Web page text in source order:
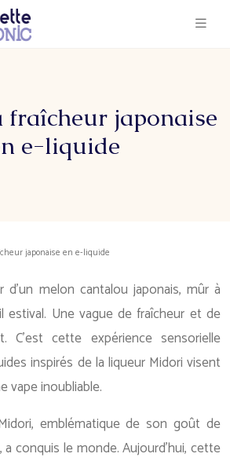
japonaise
e-liquide
japonaise en e-liquide
d’un melon cantalou japonais, mûr à
estival. Une vague de fraîcheur et de
C’est cette expérience sensorielle
inspirés de la liqueur Midori visent
vape inoubliable.
emblématique de son goût de
conquis le monde. Aujourd’hui, cette